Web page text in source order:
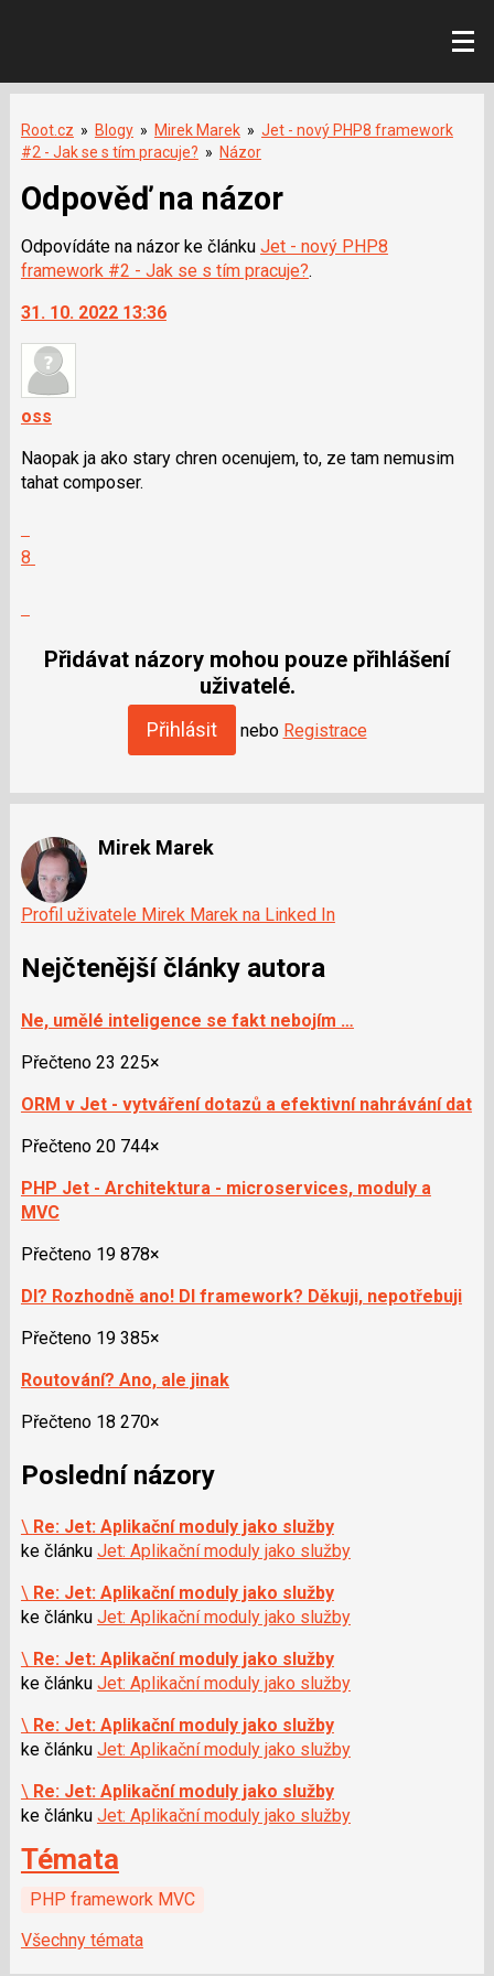
Root.cz » Blogy » Mirek Marek » Jet - nový PHP8 framework
#2 - Jak se s tím pracuje? » Názor
Odpověď na názor
Odpovídáte na názor ke článku Jet - nový PHP8
framework #2 - Jak se s tím pracuje?.
31. 10. 2022 13:36
oss
Naopak ja ako stary chren ocenujem, to, ze tam nemusim
tahat composer.
8
jako
Přidávat názory mohou pouze přihlášení
uživatelé.
Přihlásit nebo Registrace
Mirek Marek
Profil uživatele Mirek Marek na Linked In
Nejčtenější články autora
Ne, umělé inteligence se fakt nebojím …
Přečteno 23 225×
ORM v Jet - vytváření dotazů a efektivní nahrávání dat
Přečteno 20 744×
PHP Jet - Architektura - microservices, moduly a
MVC
Přečteno 19 878×
DI? Rozhodně ano! DI framework? Děkuji, nepotřebuji
Přečteno 19 385×
Routování? Ano, ale jinak
Přečteno 18 270×
Poslední názory
\ Re: Jet: Aplikační moduly jako služby
ke článku Jet: Aplikační moduly jako služby
\ Re: Jet: Aplikační moduly jako služby
ke článku Jet: Aplikační moduly jako služby
\ Re: Jet: Aplikační moduly jako služby
ke článku Jet: Aplikační moduly jako služby
\ Re: Jet: Aplikační moduly jako služby
ke článku Jet: Aplikační moduly jako služby
\ Re: Jet: Aplikační moduly jako služby
ke článku Jet: Aplikační moduly jako služby
Témata
PHP framework MVC
Všechny témata